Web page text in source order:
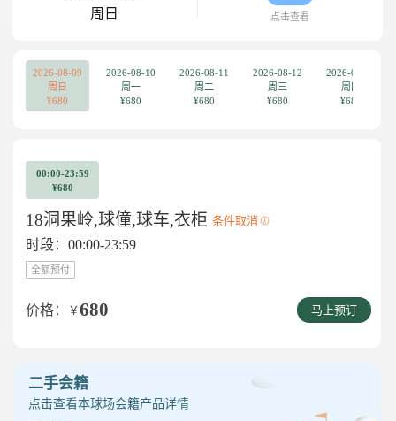
周日
点击查看
2026-08-09
周日
¥680
2026-08-10
周一
¥680
2026-08-11
周二
¥680
2026-08-12
周三
¥680
2026-08-13
周四
¥680
00:00-23:59
¥680
18洞果岭,球僮,球车,衣柜 条件取消
时段：00:00-23:59
全额预付
价格： ￥680 马上预订
二手会籍
点击查看本球场会籍产品详情